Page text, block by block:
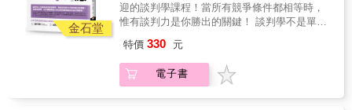
域最好的指南。」──私募基金Crestview
Partners的共同創辦人兼執行長∣貝瑞‧福爾特
理論卻又實用的參考書。」──哥倫比亞法學院
法律與商業榮譽教授、史丹佛法學院法律與商
業榮譽教授∣羅納德‧吉爾森（Ronald J.
財經界的資深專業人士，抑或是充滿好奇心的
讀者，想要了解登上頭條新聞的交易案背後的
運作原理，你的書架上都一定要有這本書。」
現，算2,450，我們各退半步，怎麼樣？（打破
僵局）客人：好，成交。
資訊、找到作決定的人、先發制人、限制對手
空間、拉高自己姿態；還是要：把餅做大、爭
心防；在關鍵時刻提出對的問題，有助於你取
得決定性的進展。 客人：最近生意怎麼
樣？（探聽資訊）店員：景氣不好，業績很
差。客人：是喔……這個要1,000元？可以算便
宜一點嗎？（爭取優惠）店員：買3組的話，
在談判中突然大發雷霆，如何應對？ 日本慶應
義塾大學法學院教授、律師，同時也是哈佛大
學國際談判學課程國際學術顧問的田村次朗表
雙方都有利的「Win-Win」（雙贏）。不過在艱
困膠著的對立中，堅守自己的利益，同時達成
共識的方法論也很重要。除了談判學的基礎方
金石堂
迎的談判學課程！當所有競爭條件都相等時，
惟有談判力是你勝出的關鍵！ 談判學不是單純
是解決問題、爭取最大利益不可欠缺的競爭
力。以哈佛法學院的「談判學」為立論基礎，
加上現場聽證與調查分析得來的實際談判案
特價 330 元
電子書